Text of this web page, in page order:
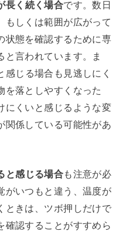
長く続く場合です。数日
もしくは範囲が広がって
状態を確認するために専
と言われています。ま
感じる場合も見逃しにく
を落としやすくなった
にくいと感じるような変
関係している可能性があ
と感じる場合も注意が必
がいつもと違う、温度が
ときは、ツボ押しだけで
確認することがすすめら